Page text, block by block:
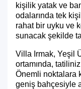
kişilik yatak ve
odalarında tek
rahat bir uyku ve
sunacak şekilde
Villa Irmak, Yeşil
ortamında,
Önemli noktalara
geniş bahçesiyle